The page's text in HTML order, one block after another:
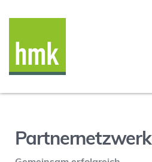
Partnernetzwerk